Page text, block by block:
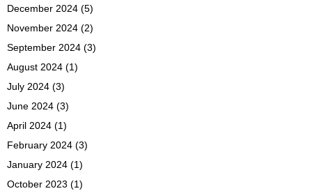
December 2024 (5)
November 2024 (2)
September 2024 (3)
August 2024 (1)
July 2024 (3)
June 2024 (3)
April 2024 (1)
February 2024 (3)
January 2024 (1)
October 2023 (1)